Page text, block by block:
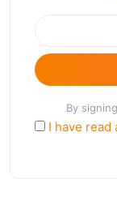
By
I have read